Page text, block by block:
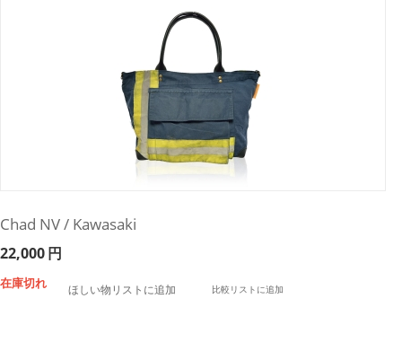
Chad NV / Kawasaki
22,000円
在庫切れ ほしい物リストに追加 比較リストに追加